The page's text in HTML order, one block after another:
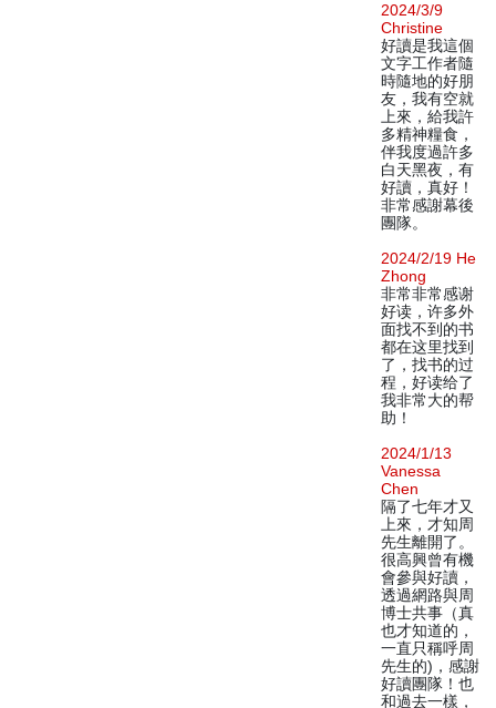
2024/3/9
Christine
好讀是我這個
文字工作者隨
時隨地的好朋
友，我有空就
上來，給我許
多精神糧食，
伴我度過許多
白天黑夜，有
好讀，真好！
非常感謝幕後
團隊。
2024/2/19 He
Zhong
非常非常感谢
好读，许多外
面找不到的书
都在这里找到
了，找书的过
程，好读给了
我非常大的帮
助！
2024/1/13
Vanessa
Chen
隔了七年才又
上來，才知周
先生離開了。
很高興曾有機
會參與好讀，
透過網路與周
博士共事（真
也才知道的，
一直只稱呼周
先生的)，感謝
好讀團隊！也
和過去一樣，